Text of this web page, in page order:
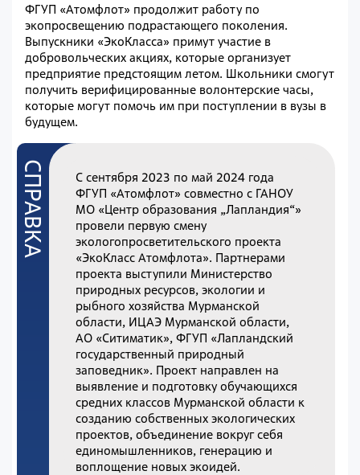
ФГУП «Атомфлот» продолжит работу по
экопросвещению подрастающего поколения.
Выпускники «ЭкоКласса» примут участие в
добровольческих акциях, которые организует
предприятие предстоящим летом. Школьники смогут
получить верифицированные волонтерские часы,
которые могут помочь им при поступлении в вузы в
будущем.
С сентября 2023 по май 2024 года
ФГУП «Атомфлот» совместно с ГАНОУ
МО «Центр образования „Лапландия“»
провели первую смену
экологопросветительского проекта
«ЭкоКласс Атомфлота». Партнерами
проекта выступили Министерство
природных ресурсов, экологии и
рыбного хозяйства Мурманской
области, ИЦАЭ Мурманской области,
АО «Ситиматик», ФГУП «Лапландский
государственный природный
заповедник». Проект направлен на
выявление и подготовку обучающихся
средних классов Мурманской области к
созданию собственных экологических
проектов, объединение вокруг себя
единомышленников, генерацию и
воплощение новых экоидей.